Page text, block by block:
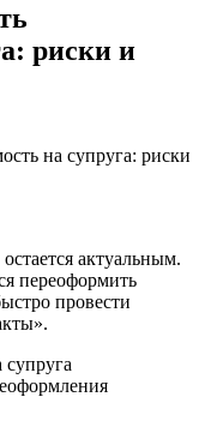
риски и
актуальным.
переоформить
провести